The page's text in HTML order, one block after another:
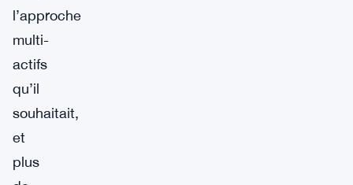
l’approche
multi-
actifs
qu’il
souhaitait,
et
plus